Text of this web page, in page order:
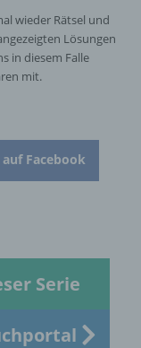
wieder Rätsel und
Lösungen
in diesem Falle
mit.
Facebook
Serie
dem